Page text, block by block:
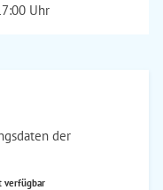
Uhr
der
verfügbar